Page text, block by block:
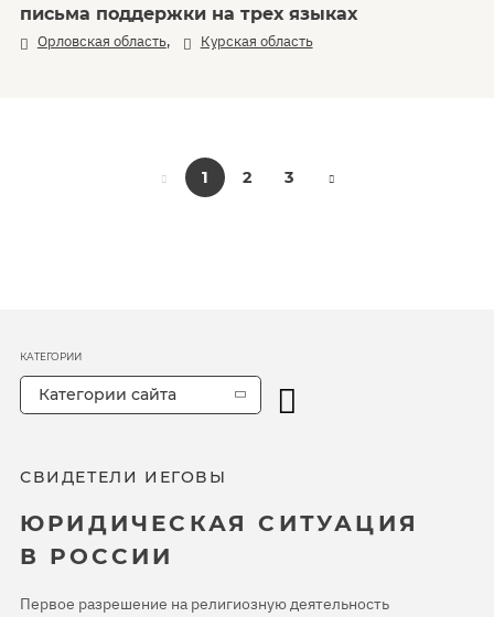
письма поддержки на трех языках
Орловская область, Курская область
1 2 3
СВИДЕТЕЛИ ИЕГОВЫ
ЮРИДИЧЕСКАЯ СИТУАЦИЯ
В РОССИИ
Первое разрешение на религиозную деятельность
КАТЕГОРИИ
Категории сайта